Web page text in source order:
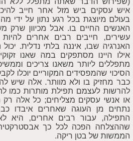
איש עסקים ביש מזל אחר חייב
בעולם מיוצגת בכל רגע נתון על ידי
האנשים החיים בו. אבל מכיוון שרק
עשירים, חייבים רבים אחרים
האנרגיה שבו, איננה בלתי נדלית. יכול
אילו היינו מסתפקים במה שאנו
מתפללים ליותר משאנו צריכים
הסיכוי שהמפסידים המקוריים יוכלו
כבר מחזיק בו ולא מוותר. אלה שיש
להרשות לעצמם תפילת מותרות כמו
או אנשי עסקים מצליחים; כל אלה רק
נתחים מן העוגה שאחרים איבדו
התפילה, עבור רבים אחרים, היא
שההצלחה הפכה לכל כך
הממשות של בטן ריקה.